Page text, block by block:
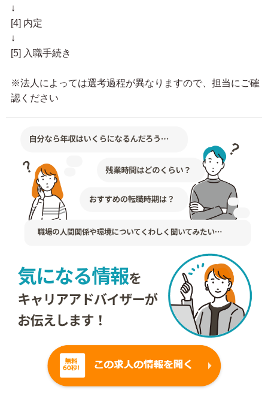
↓
[4] 内定
↓
[5] 入職手続き
※法人によっては選考過程が異なりますので、担当にご確
認ください